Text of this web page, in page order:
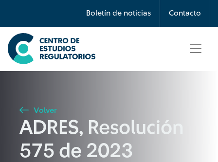
Boletín de noticias Contacto
Búsqueda
Seleccione país
Buscar
Volver
ADRES, Resolución
575 de 2023